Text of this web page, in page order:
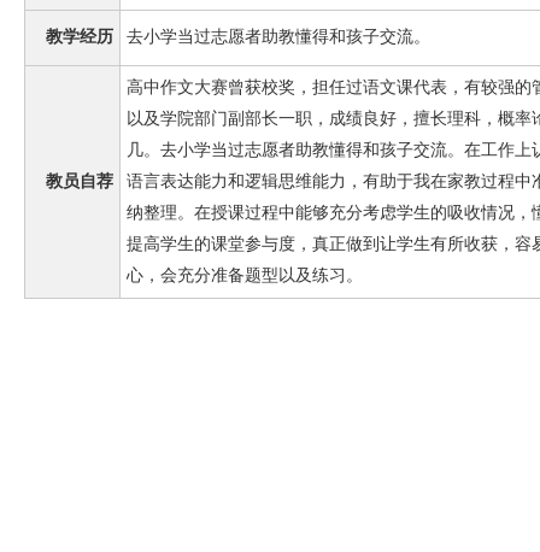
教学经历 去小学当过志愿者助教懂得和孩子交流。
教员自荐
高中作文大赛曾获校奖，担任过语文课代表，有较强
以及学院部门副部长一职，成绩良好，擅长理科，概
几。去小学当过志愿者助教懂得和孩子交流。在工作
语言表达能力和逻辑思维能力，有助于我在家教过程
纳整理。在授课过程中能够充分考虑学生的吸收情况
提高学生的课堂参与度，真正做到让学生有所收获，
心，会充分准备题型以及练习。